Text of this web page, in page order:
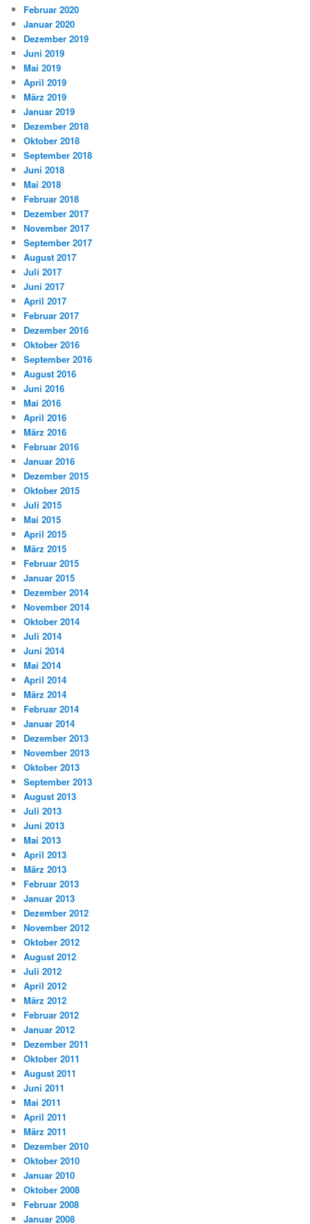
Februar 2020
Januar 2020
Dezember 2019
Juni 2019
Mai 2019
April 2019
März 2019
Januar 2019
Dezember 2018
Oktober 2018
September 2018
Juni 2018
Mai 2018
Februar 2018
Dezember 2017
November 2017
September 2017
August 2017
Juli 2017
Juni 2017
April 2017
Februar 2017
Dezember 2016
Oktober 2016
September 2016
August 2016
Juni 2016
Mai 2016
April 2016
März 2016
Februar 2016
Januar 2016
Dezember 2015
Oktober 2015
Juli 2015
Mai 2015
April 2015
März 2015
Februar 2015
Januar 2015
Dezember 2014
November 2014
Oktober 2014
Juli 2014
Juni 2014
Mai 2014
April 2014
März 2014
Februar 2014
Januar 2014
Dezember 2013
November 2013
Oktober 2013
September 2013
August 2013
Juli 2013
Juni 2013
Mai 2013
April 2013
März 2013
Februar 2013
Januar 2013
Dezember 2012
November 2012
Oktober 2012
August 2012
Juli 2012
April 2012
März 2012
Februar 2012
Januar 2012
Dezember 2011
Oktober 2011
August 2011
Juni 2011
Mai 2011
April 2011
März 2011
Dezember 2010
Oktober 2010
Januar 2010
Oktober 2008
Februar 2008
Januar 2008